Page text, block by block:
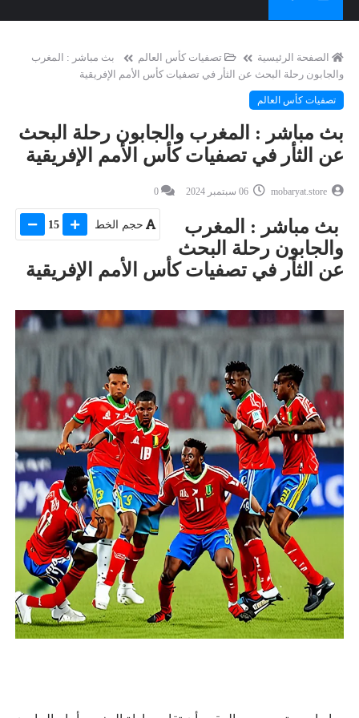
الصفحة الرئيسية تصفيات كأس العالم
بث مباشر : المغرب
والجابون رحلة البحث عن الثأر في تصفيات كأس الأمم الإفريقية
تصفيات كأس العالم
بث مباشر : المغرب والجابون رحلة البحث
عن الثأر في تصفيات كأس الأمم الإفريقية
mobaryat.store
0
حجم الخط 15
بث مباشر : المغرب
والجابون رحلة البحث
عن الثأر في تصفيات كأس الأمم الإفريقية